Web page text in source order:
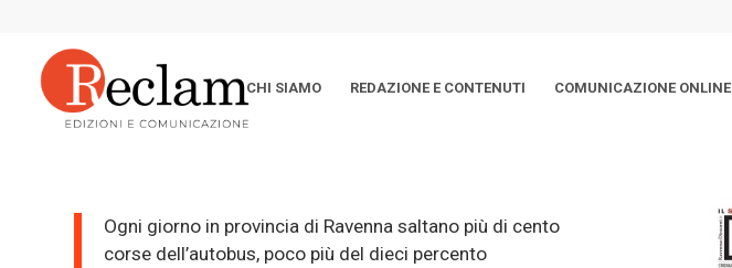
CHI SIAMO REDAZIONE E CONTENUTI COMUNICAZIONE ONLINE
Ogni giorno in provincia di Ravenna saltano più di cento
corse dell’autobus, poco più del dieci percento